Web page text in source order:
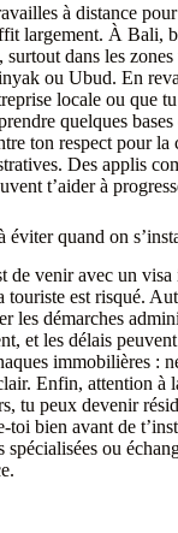
à distance
largement. À Bali,
dans les
ou Ubud. En
locale ou que
quelques
ton respect pour la
Des applis
t’aider à
éviter quand on
de venir avec un visa
touriste est risqué.
les démarches
et les délais
immobilières :
Enfin, attention à
tu peux devenir
toi bien avant de
spécialisées ou